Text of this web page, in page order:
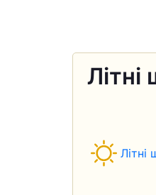
Літні